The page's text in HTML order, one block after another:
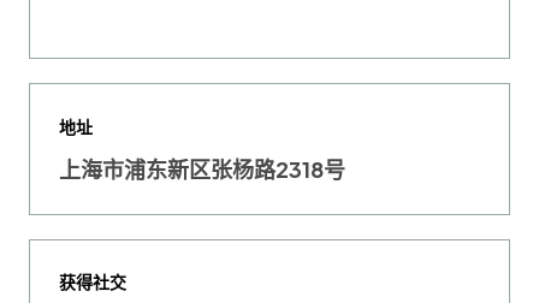
地址
上海市浦东新区张杨路2318号
获得社交